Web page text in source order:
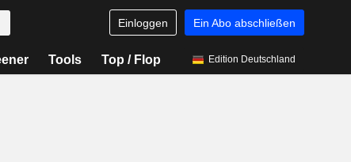
Einloggen Ein Abo abschließen
Tools Top / Flop Edition Deutschland